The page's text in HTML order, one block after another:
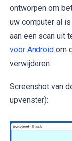
ontworpen om
uw computer al
aan een scan uit
voor Android om
verwijderen.
Screenshot van
upvenster):